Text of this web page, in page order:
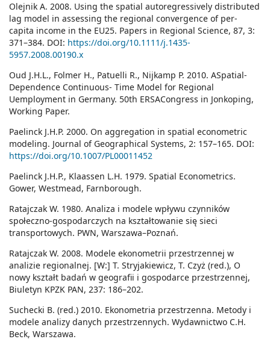
Olejnik A. 2008. Using the spatial autoregressively distributed
lag model in assessing the regional convergence of per-
capita income in the EU25. Papers in Regional Science, 87, 3:
371–384. DOI: https://doi.org/10.1111/j.1435-
5957.2008.00190.x
Oud J.H.L., Folmer H., Patuelli R., Nijkamp P. 2010. ASpatial-
Dependence Continuous- Time Model for Regional
Uemployment in Germany. 50th ERSACongress in Jonkoping,
Working Paper.
Paelinck J.H.P. 2000. On aggregation in spatial econometric
modeling. Journal of Geographical Systems, 2: 157–165. DOI:
https://doi.org/10.1007/PL00011452
Paelinck J.H.P., Klaassen L.H. 1979. Spatial Econometrics.
Gower, Westmead, Farnborough.
Ratajczak W. 1980. Analiza i modele wpływu czynników
społeczno-gospodarczych na kształtowanie się sieci
transportowych. PWN, Warszawa–Poznań.
Ratajczak W. 2008. Modele ekonometrii przestrzennej w
analizie regionalnej. [W:] T. Stryjakiewicz, T. Czyż (red.), O
nowy kształt badań w geografii i gospodarce przestrzennej,
Biuletyn KPZK PAN, 237: 186–202.
Suchecki B. (red.) 2010. Ekonometria przestrzenna. Metody i
modele analizy danych przestrzennych. Wydawnictwo C.H.
Beck, Warszawa.